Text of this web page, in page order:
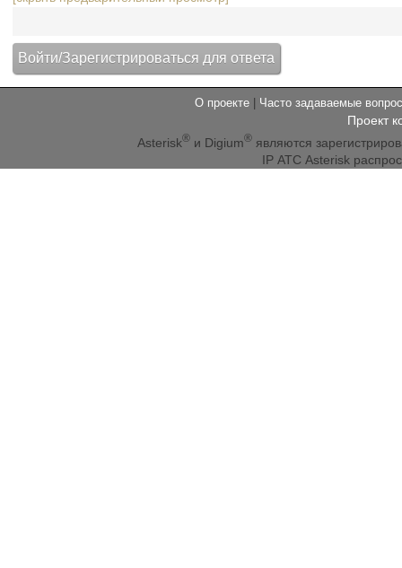
О проекте Часто задаваемые
Проект
Asterisk® и Digium® являются
IP АТС Asterisk